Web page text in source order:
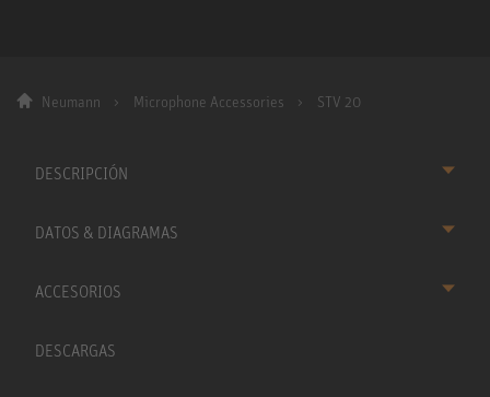
Neumann Microphone Accessories STV 20
DESCRIPCIÓN
DATOS & DIAGRAMAS
ACCESORIOS
DESCARGAS